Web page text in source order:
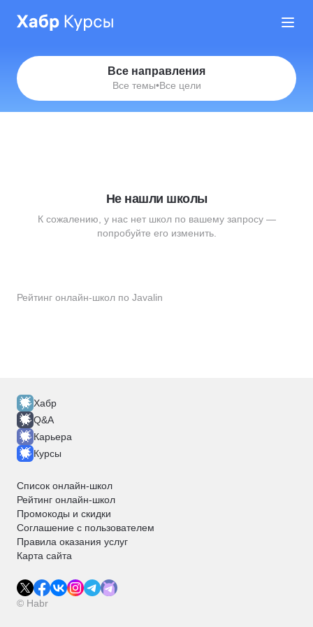
Все направления
Все темы•Все цели
Рейтинг онлайн-школ по Javalin
Не нашли школы
К сожалению, у нас нет школ по вашему запросу —
попробуйте его изменить.
Хабр
Q&A
Карьера
Курсы
Список онлайн-школ
Рейтинг онлайн-школ
Промокоды и скидки
Соглашение с пользователем
Правила оказания услуг
Карта сайта
© Habr